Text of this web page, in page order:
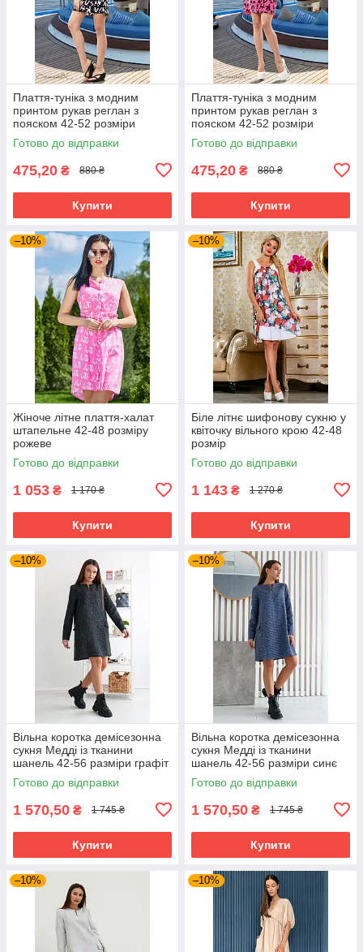
Плаття-туніка з модним
принтом рукав реглан з
пояском 42-52 розміри
Готово до відправки
475,20 ₴ 880 ₴
Купити
Плаття-туніка з модним
принтом рукав реглан з
пояском 42-52 розміри
Готово до відправки
475,20 ₴ 880 ₴
Купити
–10%
Жіноче літне плаття-халат
штапельне 42-48 розміру
рожеве
Готово до відправки
1 053 ₴ 1 170 ₴
Купити
–10%
Біле літнє шифонову сукню у
квіточку вільного крою 42-48
розмір
Готово до відправки
1 143 ₴ 1 270 ₴
Купити
–10%
Вільна коротка демісезонна
сукня Медді із тканини
шанель 42-56 разміри графіт
Готово до відправки
1 570,50 ₴ 1 745 ₴
Купити
–10%
Вільна коротка демісезонна
сукня Медді із тканини
шанель 42-56 разміри синє
Готово до відправки
1 570,50 ₴ 1 745 ₴
Купити
–10% –10%